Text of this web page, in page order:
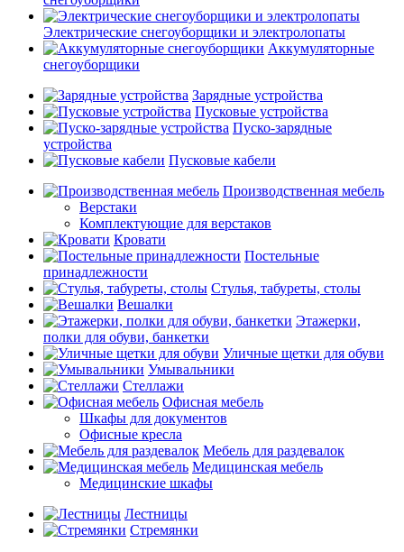
Электрические снегоуборщики и электролопаты
Аккумуляторные
снегоуборщики
Зарядные устройства
Пусковые устройства
Пуско-зарядные
устройства
Пусковые кабели
Производственная мебель
Верстаки
Комплектующие для верстаков
Кровати
Постельные
принадлежности
Стулья, табуреты, столы
Вешалки
Этажерки,
полки для обуви, банкетки
Уличные щетки для обуви
Умывальники
Стеллажи
Офисная мебель
Шкафы для документов
Офисные кресла
Мебель для раздевалок
Медицинская мебель
Медицинские шкафы
Лестницы
Стремянки